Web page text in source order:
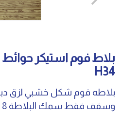
H34
بلاطه فوم شكل خشبي لزق